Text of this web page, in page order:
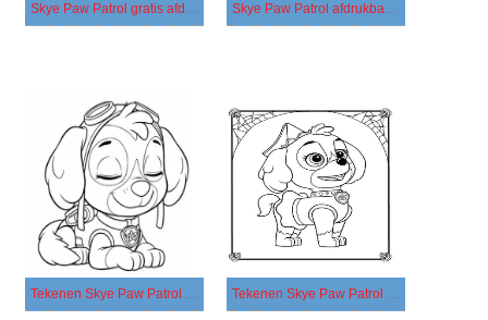
Skye Paw Patrol gratis afdrukbaar Skye Paw Patrol afdrukbaar basis
Tekenen Skye Paw Patrol basis Tekenen Skye Paw Patrol gratis afdrukbaar eenvoudig